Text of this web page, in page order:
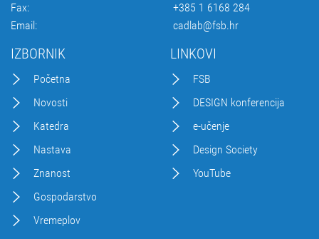
Fax:
+385 1 6168 284
Email:
cadlab@fsb.hr
IZBORNIK
Početna
Novosti
Katedra
Nastava
Znanost
Gospodarstvo
Vremeplov
LINKOVI
FSB
DESIGN konferencija
e-učenje
Design Society
YouTube